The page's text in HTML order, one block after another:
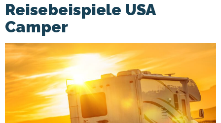
Reisebeispiele USA
Camper